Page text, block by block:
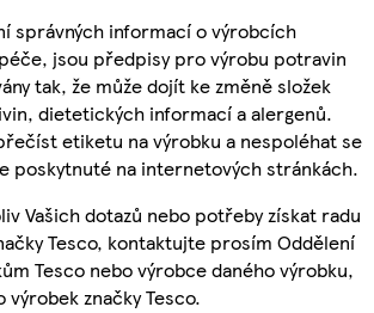
správných informací o výrobcích
jsou předpisy pro výrobu potravin
tak, že může dojít ke změně složek
dietetických informací a alergenů.
etiketu na výrobku a nespoléhat se
poskytnuté na internetových stránkách.
Vašich dotazů nebo potřeby získat radu
Tesco, kontaktujte prosím Oddělení
Tesco nebo výrobce daného výrobku,
výrobek značky Tesco.